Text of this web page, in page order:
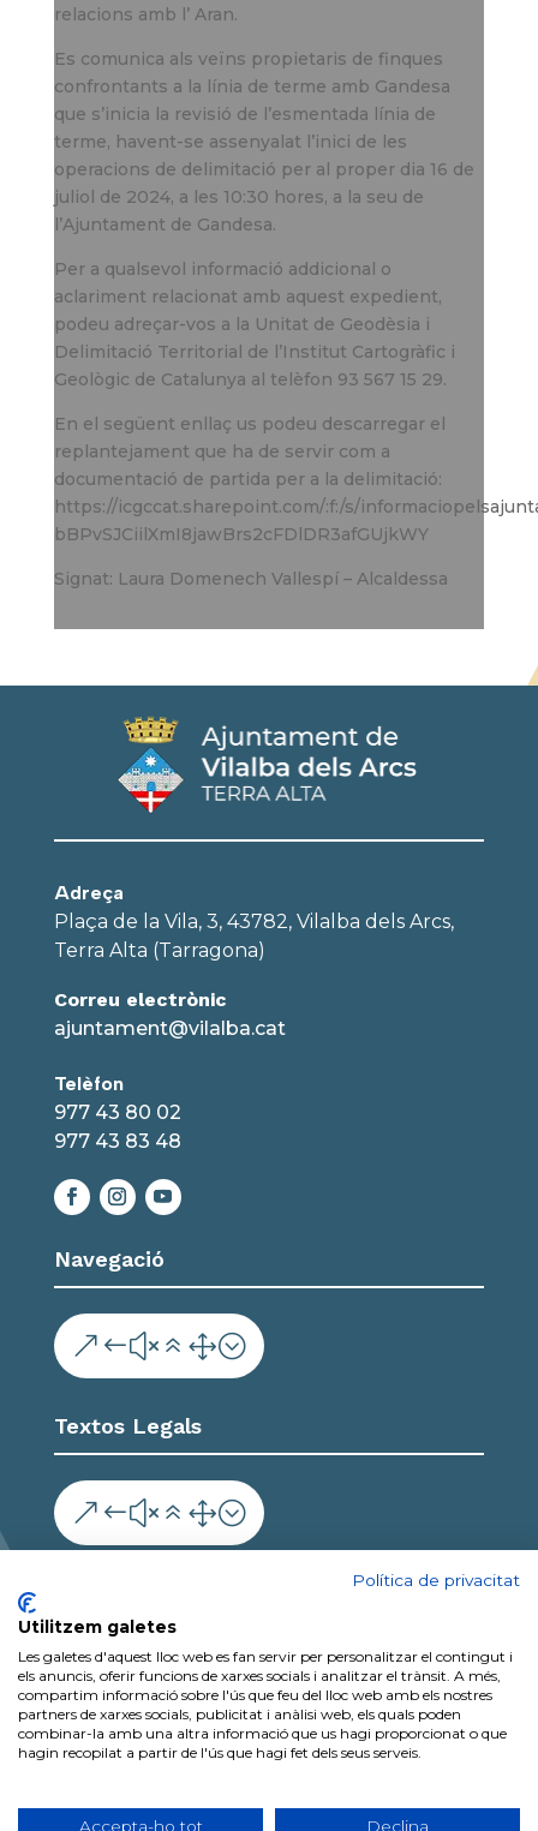
relacions amb l’ Aran.
Es comunica als veïns propietaris de finques
confrontants a la línia de terme amb Gandesa
que s’inicia la revisió de l’esmentada línia de
terme, havent-se assenyalat l’inici de les
operacions de delimitació per al proper dia 16 de
juliol de 2024, a les 10:30 hores, a la seu de
l’Ajuntament de Gandesa.
Per a qualsevol informació addicional o
aclariment relacionat amb aquest expedient,
podeu adreçar-vos a la Unitat de Geodèsia i
Delimitació Territorial de l’Institut Cartogràfic i
Geològic de Catalunya al telèfon 93 567 15 29.
En el següent enllaç us podeu descarregar el
replantejament que ha de servir com a
documentació de partida per a la delimitació:
https://icgccat.sharepoint.com/:f:/s/
bBPvSJCiilXmI8jawBrs2cFDlDR3afGUjkWY
Signat: Laura Domenech Vallespí – Alcaldessa
Adreça
Plaça de la Vila, 3, 43782, Vilalba dels Arcs,
Terra Alta (Tarragona)
Correu electrònic
ajuntament@vilalba.cat
Telèfon
977 43 80 02
977 43 83 48
Navegació
&#x61;
Textos Legals
&#x61;
| Protecció de dades personals | Política de
Política de privacitat
Utilitzem galetes
Les galetes d'aquest lloc web es fan servir per personalitzar el contingut i
els anuncis, oferir funcions de xarxes socials i analitzar el trànsit. A més,
compartim informació sobre l'ús que feu del lloc web amb els nostres
partners de xarxes socials, publicitat i anàlisi web, els quals poden
combinar-la amb una altra informació que us hagi proporcionat o que
hagin recopilat a partir de l'ús que hagi fet dels seus serveis.
Accepta-ho tot Declina